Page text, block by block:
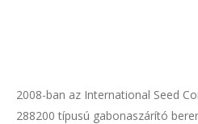
2008-ban az International Seed
288200 típusú gabonaszárító